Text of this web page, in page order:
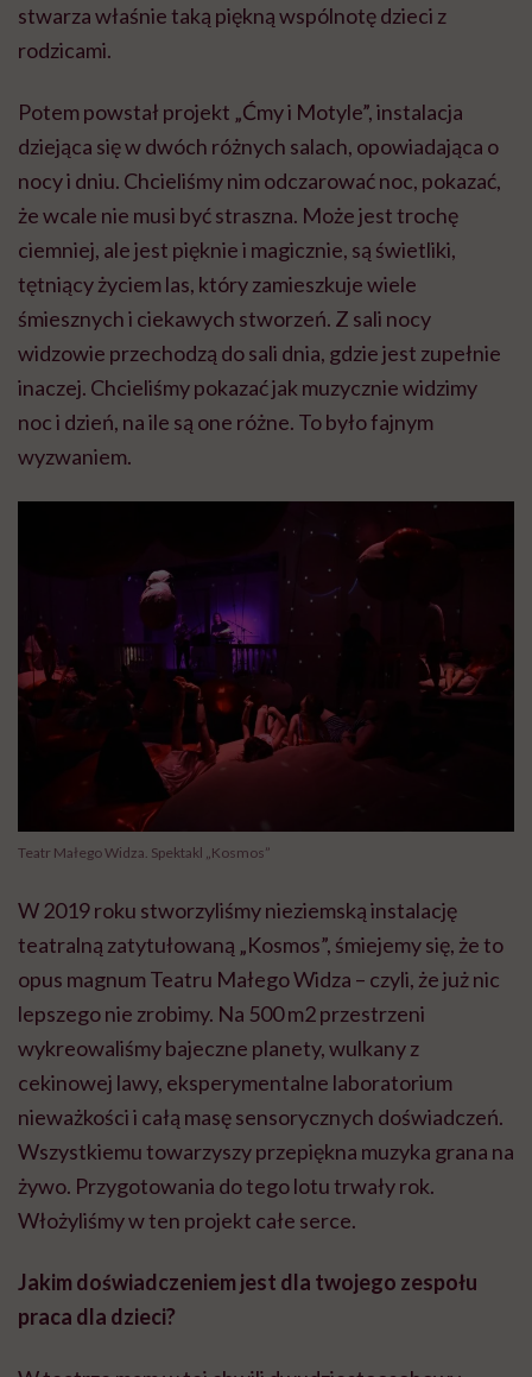
stwarza właśnie taką piękną wspólnotę dzieci z
rodzicami.
Potem powstał projekt „Ćmy i Motyle”, instalacja
dziejąca się w dwóch różnych salach, opowiadająca o
nocy i dniu. Chcieliśmy nim odczarować noc, pokazać,
że wcale nie musi być straszna. Może jest trochę
ciemniej, ale jest pięknie i magicznie, są świetliki,
tętniący życiem las, który zamieszkuje wiele
śmiesznych i ciekawych stworzeń. Z sali nocy
widzowie przechodzą do sali dnia, gdzie jest zupełnie
inaczej. Chcieliśmy pokazać jak muzycznie widzimy
noc i dzień, na ile są one różne. To było fajnym
wyzwaniem.
Teatr Małego Widza. Spektakl „Kosmos”
W 2019 roku stworzyliśmy nieziemską instalację
teatralną zatytułowaną „Kosmos”, śmiejemy się, że to
opus magnum Teatru Małego Widza – czyli, że już nic
lepszego nie zrobimy. Na 500 m2 przestrzeni
wykreowaliśmy bajeczne planety, wulkany z
cekinowej lawy, eksperymentalne laboratorium
nieważkości i całą masę sensorycznych doświadczeń.
Wszystkiemu towarzyszy przepiękna muzyka grana na
żywo. Przygotowania do tego lotu trwały rok.
Włożyliśmy w ten projekt całe serce.
Jakim doświadczeniem jest dla twojego zespołu
praca dla dzieci?